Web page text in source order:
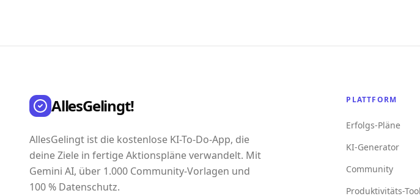
AllesGelingt!
AllesGelingt ist die kostenlose KI-To-Do-App, die
deine Ziele in fertige Aktionspläne verwandelt. Mit
Gemini AI, über 1.000 Community-Vorlagen und
100 % Datenschutz.
PLATTFORM
Erfolgs-Pläne
KI-Generator
Community
Produktivitäts-